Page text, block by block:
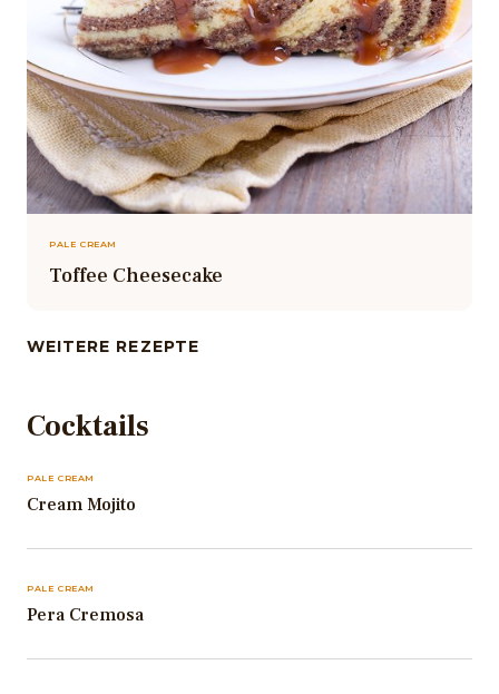
PALE CREAM
Toffee Cheesecake
WEITERE REZEPTE
Cocktails
PALE CREAM
Cream Mojito
PALE CREAM
Pera Cremosa